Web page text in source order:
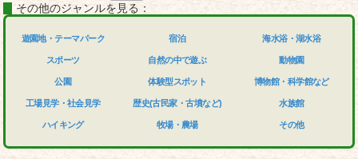
その他のジャンルを見る：
遊園地・テーマパーク
スポーツ
公園
工場見学・社会見学
ハイキング
宿泊
自然の中で遊ぶ
体験型スポット
歴史(古民家・古墳など)
牧場・農場
海水浴・湖水浴
動物園
博物館・科学館など
水族館
その他